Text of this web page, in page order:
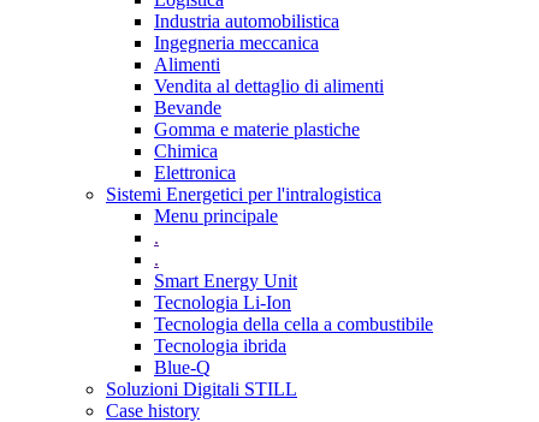
Industria automobilistica
Ingegneria meccanica
Alimenti
Vendita al dettaglio di alimenti
Bevande
Gomma e materie plastiche
Chimica
Elettronica
Sistemi Energetici per l'intralogistica
Menu principale
.
.
Smart Energy Unit
Tecnologia Li-Ion
Tecnologia della cella a combustibile
Tecnologia ibrida
Blue-Q
Soluzioni Digitali STILL
Case history